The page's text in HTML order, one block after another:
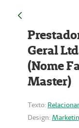
Geral
(Nome
Master)
Texto:
Design: